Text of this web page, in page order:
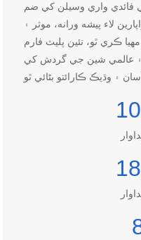
واري وسيلن کي ضم
لاء پيشه ورانه، موثر ۽
ڪري ٿو، نئين پليٽ فارم
۽ عالمي شين جي گردش کي